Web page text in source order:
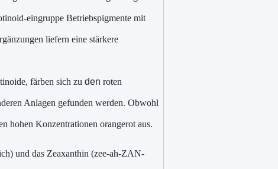
eingruppe Betriebspigmente mit
liefern eine stärkere
färben sich zu den roten
Anlagen gefunden werden. Obwohl
hohen Konzentrationen orangerot aus.
und das Zeaxanthin (zee-ah-ZAN-